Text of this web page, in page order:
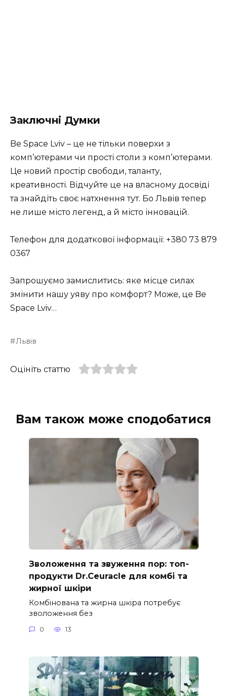
Заключні Думки
Be Space Lviv – це не тільки поверхи з
комп’ютерами чи прості столи з комп’ютерами.
Це новий простір свободи, таланту,
креативності. Відчуйте це на власному досвіді
та знайдіть своє натхнення тут. Бо Львів тепер
не лише місто легенд, а й місто інновацій.
Телефон для додаткової інформації: +380 73 879
0367
Запрошуємо замислитись: яке місце силах
змінити нашу уяву про комфорт? Може, це Be
Space Lviv…
Львів
Оцініть статтю
Вам також може сподобатися
Зволоження та звуження пор: топ-
продукти Dr.Ceuracle для комбі та
жирної шкіри
Комбінована та жирна шкіра потребує
зволоження без
0 13